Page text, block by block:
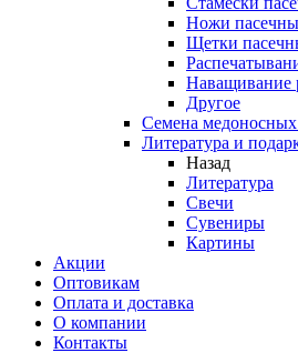
Ножи
Щетки
Наващивание
Другое
Семена медоносных
Литература и
Назад
Литература
Свечи
Сувениры
Картины
Акции
Оптовикам
Оплата и доставка
О компании
Контакты